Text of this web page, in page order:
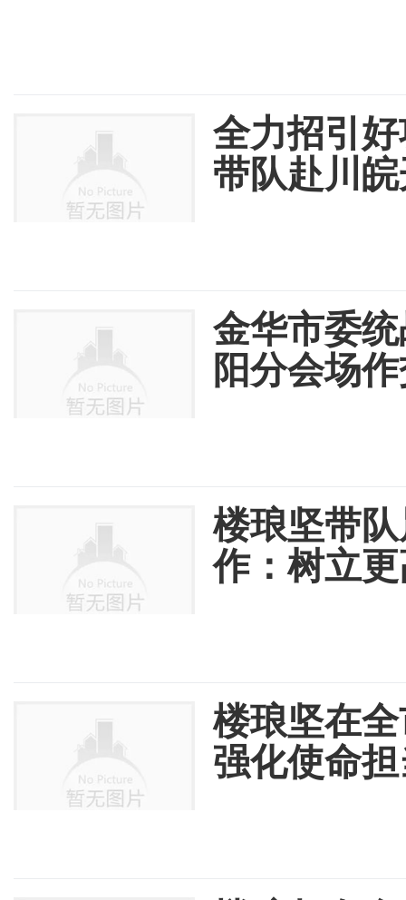
全力招引
带队赴川
金华市委
阳分会场
楼琅坚带
作：树立
楼琅坚在
强化使命